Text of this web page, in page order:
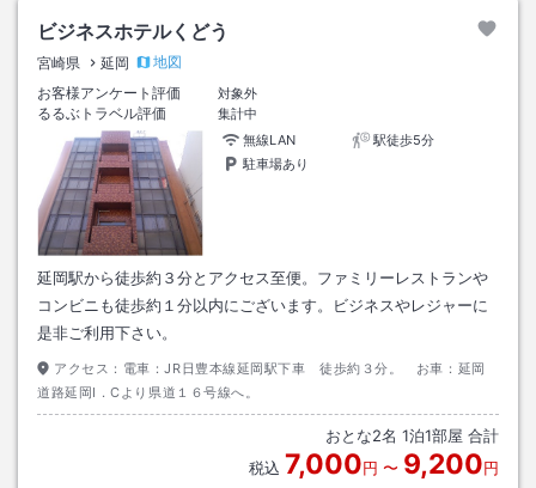
ビジネスホテルくどう
宮崎県 延岡
地図
お客様アンケート評価
対象外
るるぶトラベル評価
集計中
無線LAN
駅徒歩5分
駐車場あり
延岡駅から徒歩約３分とアクセス至便。ファミリーレストランや
コンビニも徒歩約１分以内にございます。ビジネスやレジャーに
是非ご利用下さい。
アクセス： 電車：JR日豊本線延岡駅下車 徒歩約３分。 お車：延岡
道路延岡I．Cより県道１６号線へ。
おとな2名 1泊1部屋 合計
税込 7,000円 〜 9,200円